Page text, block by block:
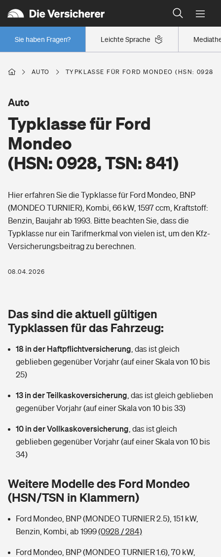
Leichte Sprache
Sie haben Fragen?
Wer versichert was: Jetzt Versicherer finden
Regionalklassen: So ist Ihre Region eingestuft
Wer versichert was: Jetzt Versicherer finden
Berufsunfähigkeitsversicherung
Arbeitsrechtsschutz
Berufshaftpflichtversicherung
Rentenrechner: Wie viel Geld bekomme ich im Alter?
Wer versichert was: Jetzt Versicherer finden
Sie haben Fragen?
Wohnen
Wohngebäudeversicherung
Hausratversicherung
Elementarversicherung
Photovoltaik
Wärmepumpen versichern
Vermieterrrechtsschutz
Mietkautionsversicherung
Restkreditversicherung
Zur Übersicht
Tools
Wer versichert was: Jetzt Versicherer finden
Sie haben Fragen?
Pri­vate Haft­pflicht­
Rechts­schutz­ver­si­che­rung
Kinderunfall­ver­si­che­rung
Reiseversicherung
Handyversicherung
Musikinstrumentenversicherung
Zur Übersicht
Tools
Gesundheit
Private Krankenversicherung
Tierkrankenversicherung
Zur Übersicht
Sie haben Fragen?
AUTO TYPKLASSE FÜR FORD MONDEO (HSN: 0928,
Typklasse für Ford
Mondeo
(HSN: 0928, TSN: 841)
Auto
Hier erfahren Sie die Typklasse für Ford Mondeo, BNP
(MONDEO TURNIER), Kombi, 66 kW, 1597 ccm, Kraftstoff:
Benzin, Baujahr ab 1993. Bitte beachten Sie, dass die
Typklasse nur ein Tarifmerkmal von vielen ist, um den Kfz-
Versicherungsbeitrag zu berechnen.
08.04.2026
Das sind die aktuell gültigen
Typklassen für das Fahrzeug:
18 in der Haftpflichtversicherung das ist gleich
geblieben gegenüber Vorjahr (auf einer Skala von 10 bis
25)
13 in der Teilkaskoversicherung das ist gleich geblieben
gegenüber Vorjahr (auf einer Skala von 10 bis 33)
10 in der Vollkaskoversicherung das ist gleich
geblieben gegenüber Vorjahr (auf einer Skala von 10 bis
34)
Weitere Modelle des Ford Mondeo
(HSN/TSN in Klammern)
Ford Mondeo, BNP (MONDEO TURNIER 2.5), 151 kW,
Benzin, Kombi, ab 1999(0928 / 284)
Ford Mondeo, BNP (MONDEO TURNIER 1.6), 70 kW,